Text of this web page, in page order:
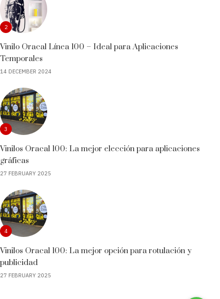
2
Vinilo Oracal Línea 100 – Ideal para Aplicaciones
Temporales
14 DECEMBER 2024
3
Vinilos Oracal 100: La mejor elección para aplicaciones
gráficas
27 FEBRUARY 2025
4
Vinilos Oracal 100: La mejor opción para rotulación y
publicidad
27 FEBRUARY 2025